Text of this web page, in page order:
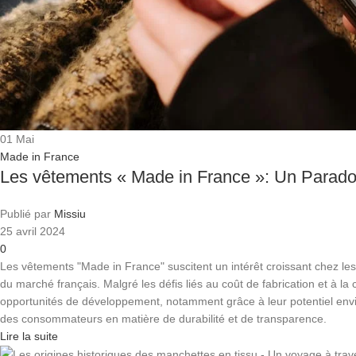
01 Mai
Made in France
Les vêtements « Made in France »: Un
Publié par Missiu
25 avril 2024
0
Les vêtements "Made in France" suscitent un intérêt croissant chez
du marché français. Malgré les défis liés au coût de fabrication et à
opportunités de développement, notamment grâce à leur potentiel
des consommateurs en matière de durabilité et de transparence.
Lire la suite